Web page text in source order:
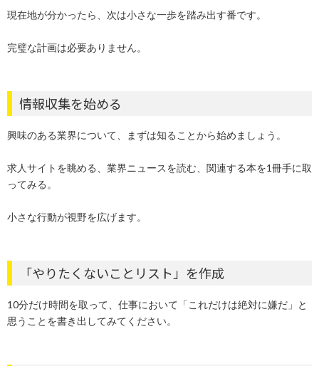
現在地が分かったら、次は小さな一歩を踏み出す番です。
完璧な計画は必要ありません。
情報収集を始める
興味のある業界について、まずは知ることから始めましょう。
求人サイトを眺める、業界ニュースを読む、関連する本を1冊手に取
ってみる。
小さな行動が視野を広げます。
「やりたくないことリスト」を作成
10分だけ時間を取って、仕事において「これだけは絶対に嫌だ」と
思うことを書き出してみてください。